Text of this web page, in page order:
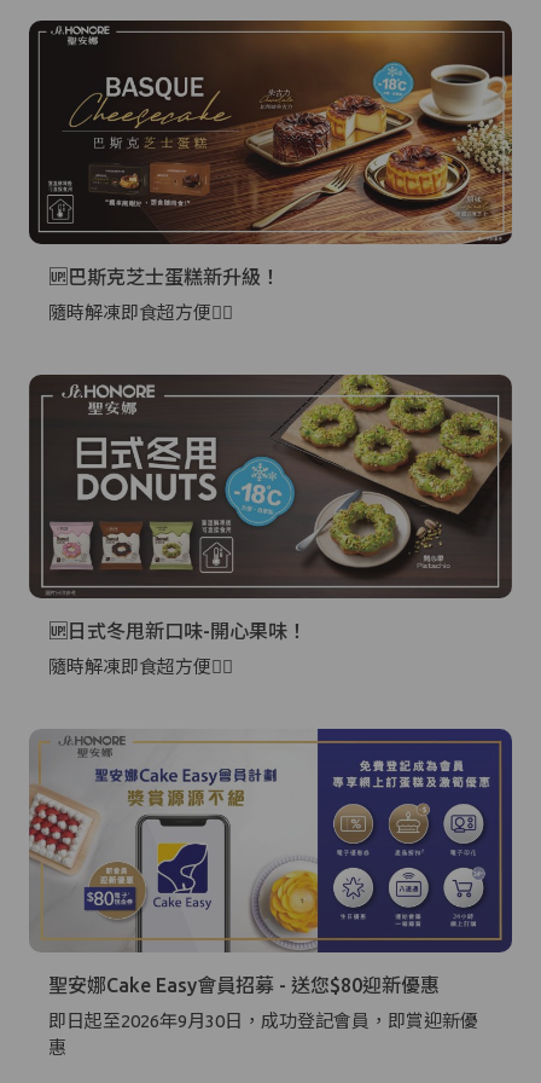
🆙巴斯克芝士蛋糕新升級！
隨時解凍即食超方便👍🏻
🆙日式冬甩新口味-開心果味！
隨時解凍即食超方便👍🏻
聖安娜Cake Easy會員招募 - 送您$80迎新優惠
即日起至2026年9月30日，成功登記會員，即賞迎新優
惠